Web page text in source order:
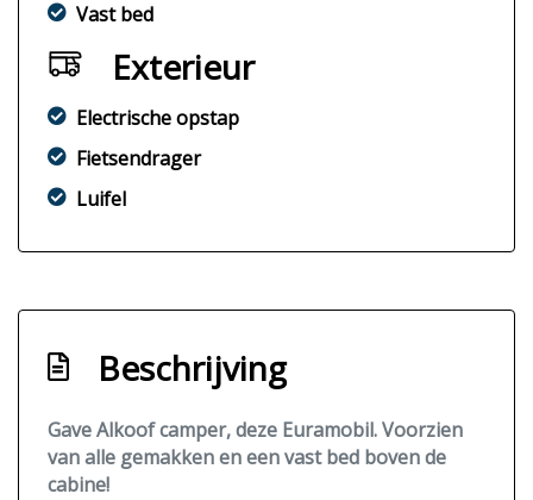
Vast bed
Exterieur
Electrische opstap
Fietsendrager
Luifel
Beschrijving
Gave Alkoof camper, deze Euramobil. Voorzien
van alle gemakken en een vast bed boven de
cabine!